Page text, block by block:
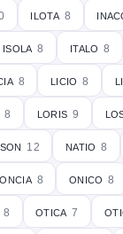
ilota 8
isola 8 italo 8
8 licio 8
8 loris 9
12 natio 8
oncia 8 onico 8
8 otica 7